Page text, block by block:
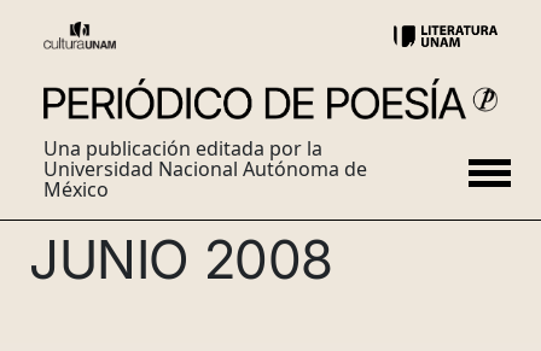
Una publicación editada por la
Universidad Nacional Autónoma de
México
JUNIO 2008